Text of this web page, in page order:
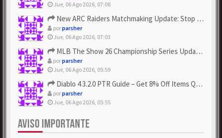
Jue, 06 Ago 2026, 07:08
New ARC Raiders Matchmaking Update: Stop Failed - Grab Bluep...
porparsher
Jue, 06 Ago 2026, 07:03
MLB The Show 26 Championship Series Update! Get Cheap & ...
porparsher
Jue, 06 Ago 2026, 05:59
Diablo 4 3.2.0 PTR Guide – Get 8% Off Items Quickly to Test ...
porparsher
Jue, 06 Ago 2026, 05:55
AVISO IMPORTANTE